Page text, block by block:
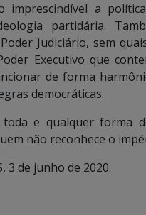
imprescindível a
partidária.
Judiciário, sem
Executivo que
de forma
democráticas.
toda e qualquer forma
não reconhece o
3 de junho de 2020.